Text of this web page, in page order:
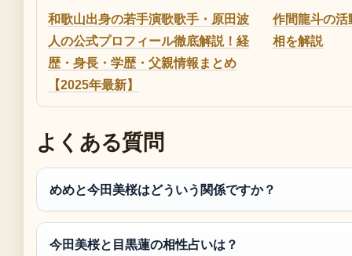
和歌山出身の若手演歌歌手・原田波
人の公式プロフィール徹底解説！経
歴・身長・学歴・父親情報まとめ
【2025年最新】
作間龍斗の
相を解説
よくある質問
めめと今田美桜はどういう関係ですか？
今田美桜と目黒蓮の相性占いは？